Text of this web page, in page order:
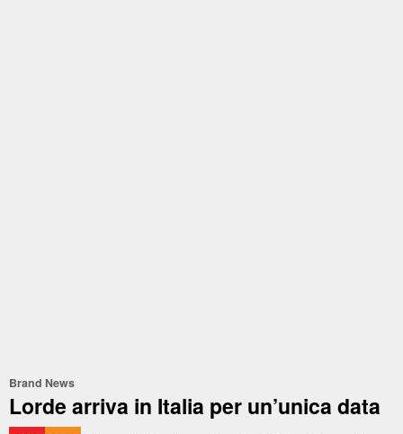
Brand News
Lorde arriva in Italia per un’unica data